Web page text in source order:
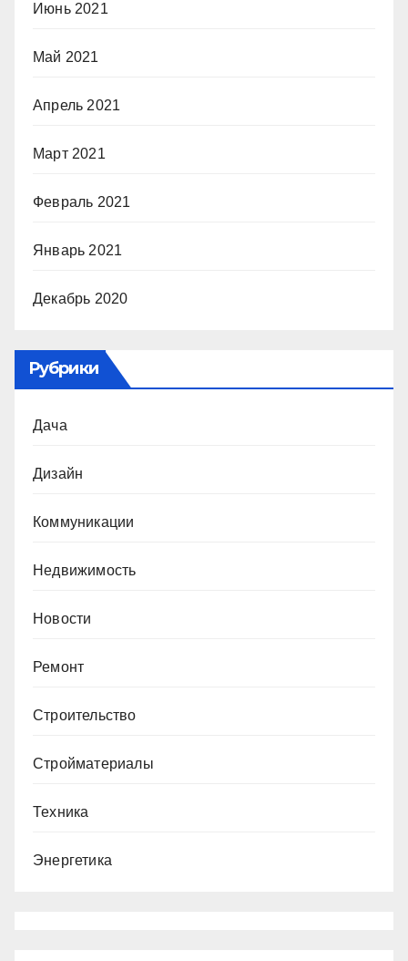
Июнь 2021
Май 2021
Апрель 2021
Март 2021
Февраль 2021
Январь 2021
Декабрь 2020
Рубрики
Дача
Дизайн
Коммуникации
Недвижимость
Новости
Ремонт
Строительство
Стройматериалы
Техника
Энергетика